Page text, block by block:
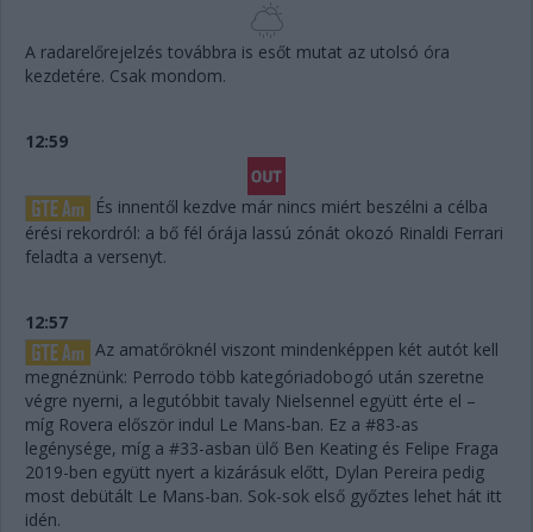
A radarelőrejelzés továbbra is esőt mutat az utolsó óra
kezdetére. Csak mondom.
12:59
És innentől kezdve már nincs miért beszélni a célba
érési rekordról: a bő fél órája lassú zónát okozó Rinaldi Ferrari
feladta a versenyt.
12:57
Az amatőröknél viszont mindenképpen két autót kell
megnéznünk: Perrodo több kategóriadobogó után szeretne
végre nyerni, a legutóbbit tavaly Nielsennel együtt érte el –
míg Rovera először indul Le Mans-ban. Ez a #83-as
legénysége, míg a #33-asban ülő Ben Keating és Felipe Fraga
2019-ben együtt nyert a kizárásuk előtt, Dylan Pereira pedig
most debütált Le Mans-ban. Sok-sok első győztes lehet hát itt
idén.